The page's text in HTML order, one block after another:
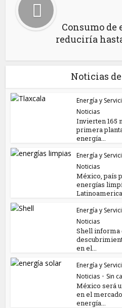
Consumo de
reduciría
Noticias
Energía y
Noticias
Invierten 165
primera
energía...
Energía y
Noticias
México, país
energías
Latinoamerica
Energía y
Noticias
Shell informa
en el...
Energía y
Noticias • Sin
México será
en el
energía...